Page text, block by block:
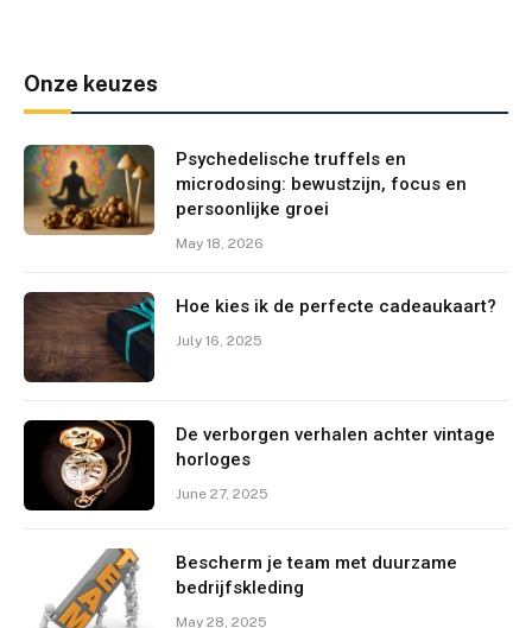
Onze keuzes
Psychedelische truffels en
microdosing: bewustzijn, focus en
persoonlijke groei
May 18, 2026
Hoe kies ik de perfecte cadeaukaart?
July 16, 2025
De verborgen verhalen achter vintage
horloges
June 27, 2025
Bescherm je team met duurzame
bedrijfskleding
May 28, 2025